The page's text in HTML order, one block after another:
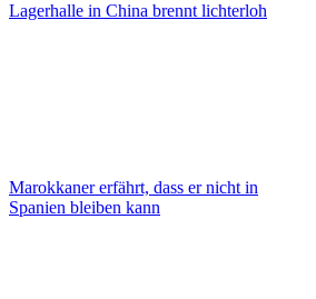
Lagerhalle in China brennt lichterloh
Marokkaner erfährt, dass er nicht in
Spanien bleiben kann